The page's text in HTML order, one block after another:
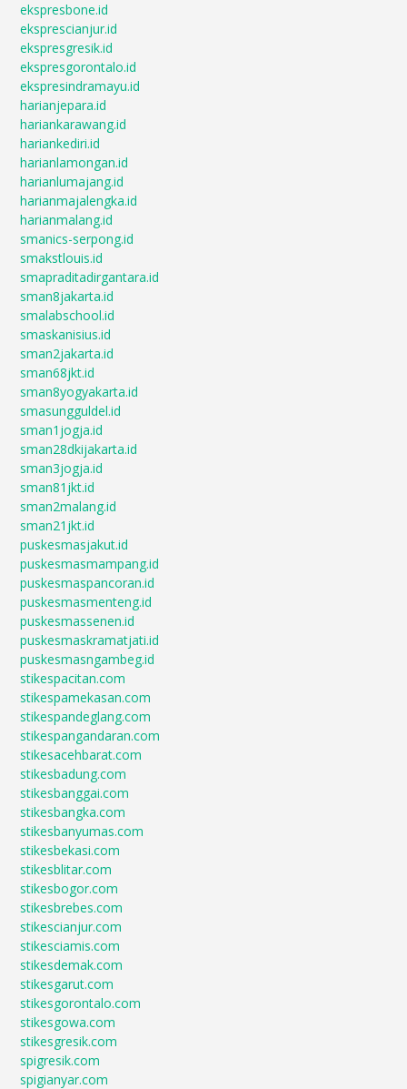
ekspresbone.id
eksprescianjur.id
ekspresgresik.id
ekspresgorontalo.id
ekspresindramayu.id
harianjepara.id
hariankarawang.id
hariankediri.id
harianlamongan.id
harianlumajang.id
harianmajalengka.id
harianmalang.id
smanics-serpong.id
smakstlouis.id
smapraditadirgantara.id
sman8jakarta.id
smalabschool.id
smaskanisius.id
sman2jakarta.id
sman68jkt.id
sman8yogyakarta.id
smasungguldel.id
sman1jogja.id
sman28dkijakarta.id
sman3jogja.id
sman81jkt.id
sman2malang.id
sman21jkt.id
puskesmasjakut.id
puskesmasmampang.id
puskesmaspancoran.id
puskesmasmenteng.id
puskesmassenen.id
puskesmaskramatjati.id
puskesmasngambeg.id
stikespacitan.com
stikespamekasan.com
stikespandeglang.com
stikespangandaran.com
stikesacehbarat.com
stikesbadung.com
stikesbanggai.com
stikesbangka.com
stikesbanyumas.com
stikesbekasi.com
stikesblitar.com
stikesbogor.com
stikesbrebes.com
stikescianjur.com
stikesciamis.com
stikesdemak.com
stikesgarut.com
stikesgorontalo.com
stikesgowa.com
stikesgresik.com
spigresik.com
spigianyar.com